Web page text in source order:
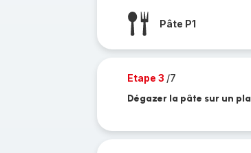
Pâte P1
Etape 3 /7
Dégazer la pâte sur un